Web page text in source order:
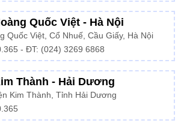
Quốc Việt - Hà Nội
Quốc Việt, Cổ Nhuế, Cầu Giấy, Hà Nội
- ĐT: (024) 3269 6868
Thành - Hải Dương
Kim Thành, Tỉnh Hải Dương